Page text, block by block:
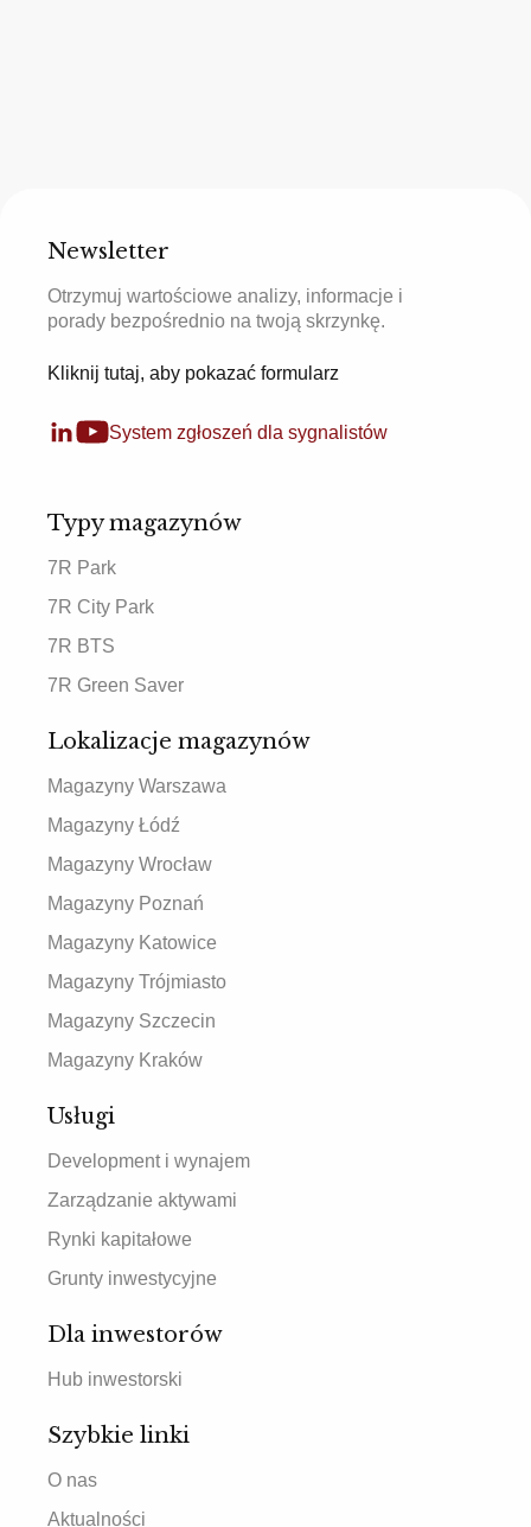
Newsletter
Otrzymuj wartościowe analizy, informacje i
porady bezpośrednio na twoją skrzynkę.
Kliknij tutaj, aby pokazać formularz
System zgłoszeń dla sygnalistów
Typy magazynów
7R Park
7R City Park
7R BTS
7R Green Saver
Lokalizacje magazynów
Magazyny Warszawa
Magazyny Łódź
Magazyny Wrocław
Magazyny Poznań
Magazyny Katowice
Magazyny Trójmiasto
Magazyny Szczecin
Magazyny Kraków
Usługi
Development i wynajem
Zarządzanie aktywami
Rynki kapitałowe
Grunty inwestycyjne
Dla inwestorów
Hub inwestorski
Szybkie linki
O nas
Aktualności